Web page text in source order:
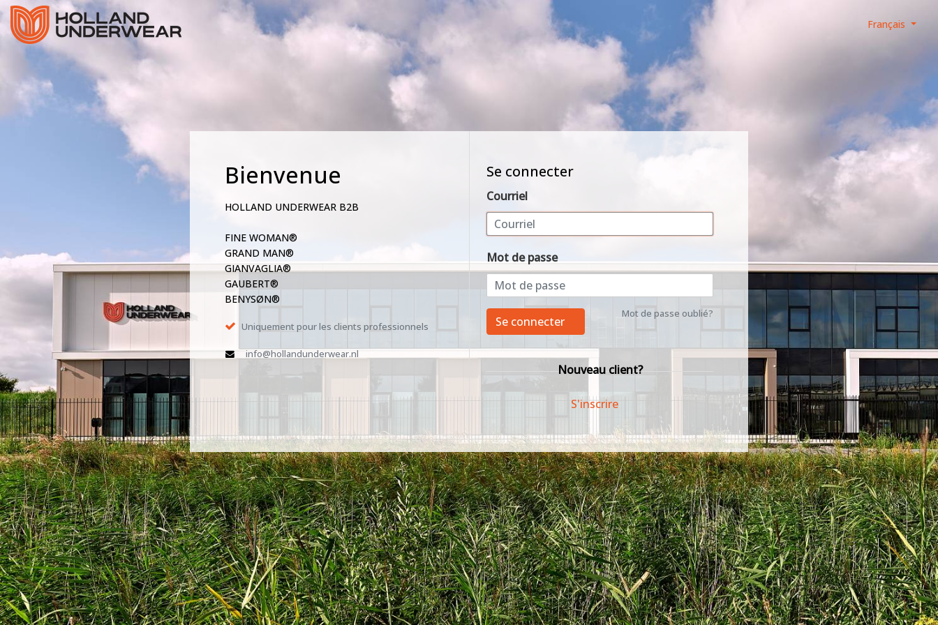
Français
Bienvenue
HOLLAND UNDERWEAR B2B
FINE WOMAN®
GRAND MAN®
GIANVAGLIA®
GAUBERT®
BENYSØN®
Uniquement pour les clients professionnels
info@hollandunderwear.nl
Se connecter
Courriel
Mot de passe
Mot de passe oublié?
Se connecter
Nouveau client?
S'inscrire